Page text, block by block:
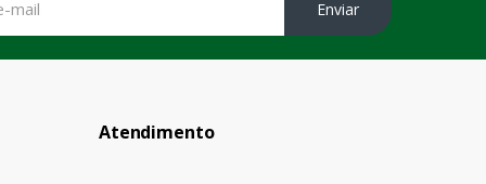
Enviar
Atendimento